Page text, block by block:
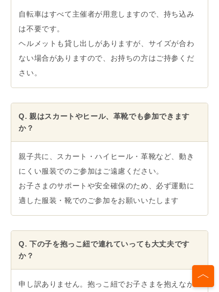
自転車はすべて主催者が用意しますので、持ち込み
は不要です。
ヘルメットも貸し出しがありますが、サイズが合わ
ない場合がありますので、お持ちの方はご持参くだ
さい。
Q. 親はスカートやヒール、革靴でも参加できます
か？
親子共に、スカート・ハイヒール・革靴など、動き
にくい服装でのご参加はご遠慮ください。
お子さまのサポートや安全確保のため、必ず運動に
適した服装・靴でのご参加をお願いいたします
Q. 下の子を抱っこ紐で連れていっても大丈夫です
か？
申し訳ありません。抱っこ紐でお子さまを抱えなが